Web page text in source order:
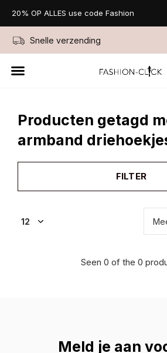
Snelle verzending
20% OP ALLES use code Fashion
Producten getagd
armband
FILTER
Seen 0 of the 0
Meld je aan